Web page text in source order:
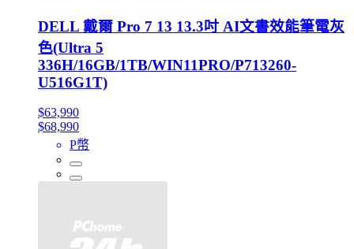
DELL 戴爾 Pro 7 13 13.3吋 AI文書效能筆電灰
色(Ultra 5
336H/16GB/1TB/WIN11PRO/P713260-
U516G1T)
$63,990
$68,990
P幣